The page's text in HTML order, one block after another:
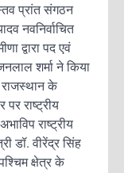
प्रांत संगठन
नवनिर्वाचित
द्वारा पद एवं
शर्मा ने किया
के
राष्ट्रीय
राष्ट्रीय
डॉ. वीरेंद्र सिंह
क्षेत्र के